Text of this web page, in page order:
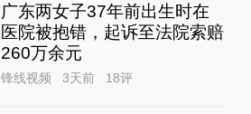
广东两女子37年前出生时在
医院被抱错，起诉至法院索赔
260万余元
锋线视频 3天前 18评